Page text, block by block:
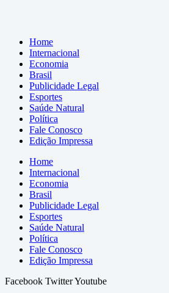
Home
Internacional
Economia
Brasil
Publicidade Legal
Esportes
Saúde Natural
Política
Fale Conosco
Edição Impressa
Home
Internacional
Economia
Brasil
Publicidade Legal
Esportes
Saúde Natural
Política
Fale Conosco
Edição Impressa
Facebook TwitterYoutube